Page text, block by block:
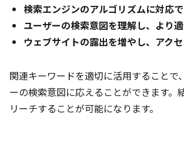
検索エンジンのアルゴリズムに対応
ユーザーの検索意図を理解し、より
ウェブサイトの露出を増やし、アク
関連キーワードを適切に活用すること
ーの検索意図に応えることができます
リーチすることが可能になります。